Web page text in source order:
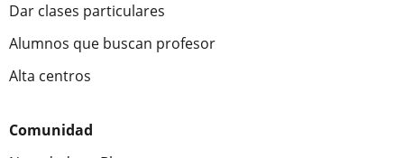
Dar clases particulares
Alumnos que buscan profesor
Alta centros
Comunidad